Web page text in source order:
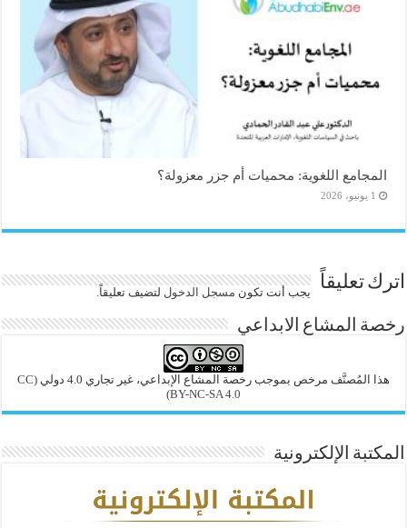
المجامع اللغوية: محميات أم جزر معزولة؟
1 يونيو، 2026
اترك تعليقاً يجب أنت تكون مسجل الدخول لتضيف تعليقاً.
رخصة المشاع الابداعي
هذا المُصنَّف مرخص بموجب رخصة المشاع الإبداعي، غير تجاري 4.0 دولي
(CC
BY-NC-SA 4.0)
المكتبة الإلكترونية